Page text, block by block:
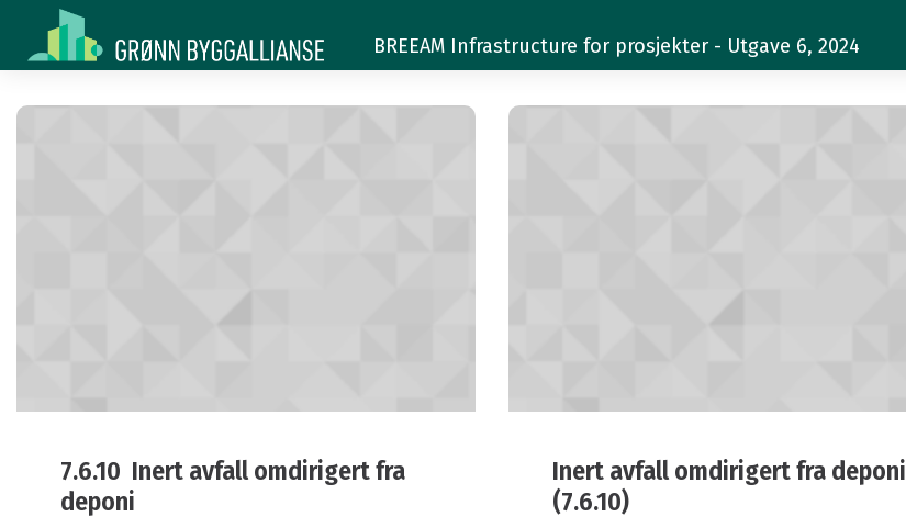
7.6.10 BREEAM Infrastructure for prosjekter - Utgave 6, 2024
7.6.10
7.6.10 Inert avfall omdirigert fra
deponi
Inert avfall omdirigert fra deponi
(7.6.10)